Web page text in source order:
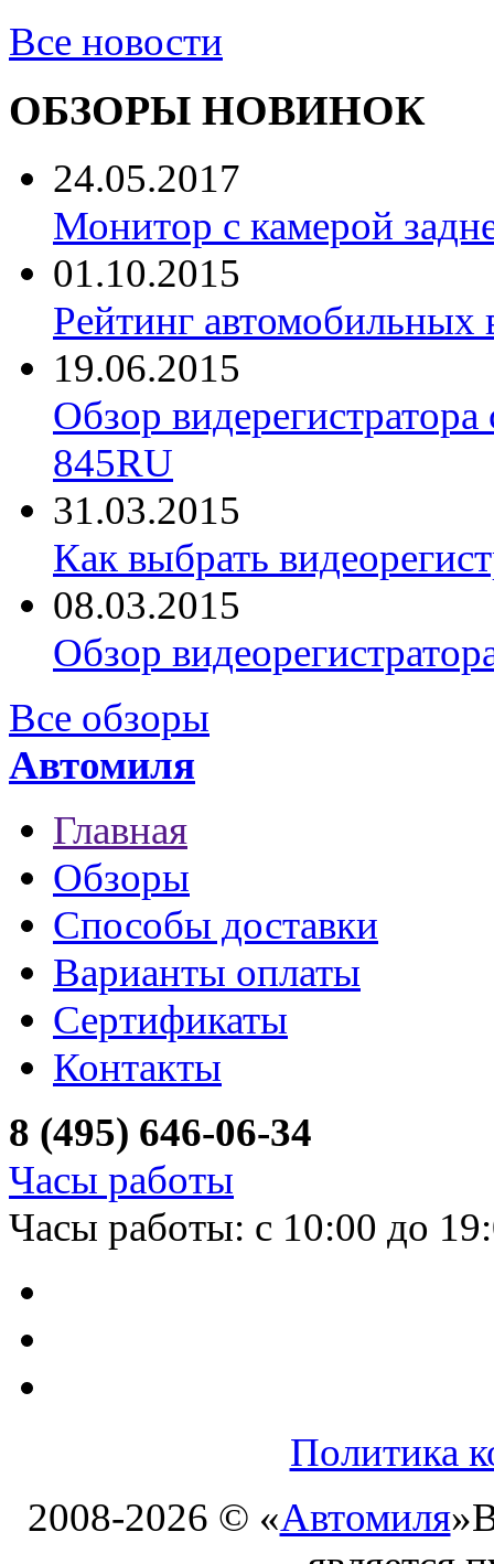
Все новости
ОБЗОРЫ НОВИНОК
24.05.2017
Монитор с камерой
01.10.2015
Рейтинг автомобильных
19.06.2015
Обзор
845RU
31.03.2015
Как выбрать
08.03.2015
Обзор
Все обзоры
Автомиля
Главная
Обзоры
Способы доставки
Варианты оплаты
Сертификаты
Контакты
8 (495) 646-06-34
Часы работы
Часы работы: с 10:00 до
Политика
2008-2026 © «Автомиля»